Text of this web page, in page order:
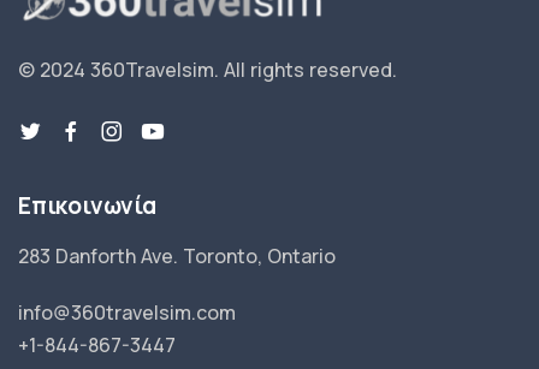
© 2024 360Travelsim. All rights reserved.
Επικοινωνία
283 Danforth Ave. Toronto, Ontario
info@360travelsim.com
+1-844-867-3447